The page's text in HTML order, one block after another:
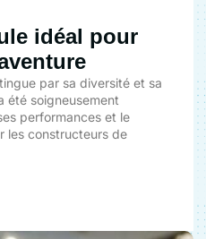
idéal pour
par sa diversité et sa
été soigneusement
performances et le
les constructeurs de